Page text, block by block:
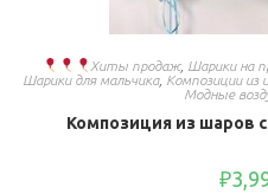
Хиты продаж, Шарики на
Шарики для мальчика, Композиции из
Модные
Композиция из шаров
₽